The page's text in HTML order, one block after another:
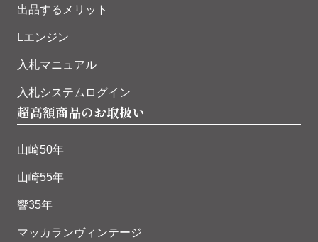
出品するメリット
Lエンジン
入札マニュアル
入札システムログイン
超高額商品のお取扱い
山崎50年
山崎55年
響35年
マッカランヴィンテージ